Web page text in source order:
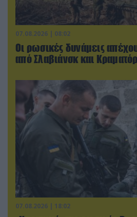
07.08.2026 | 08:02
Οι ρωσικές δυνάμεις
από Σλαβιάνσκ και
07.08.2026 | 18:02